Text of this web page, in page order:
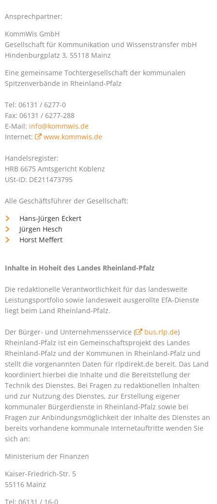
Ansprechpartner:
KommWis GmbH
Gesellschaft für Kommunikation und Wissenstransfer mbH
Hindenburgplatz 3, 55118 Mainz
Eine gemeinsame Tochtergesellschaft der kommunalen
Spitzenverbände in Rheinland-Pfalz
Tel: 06131 / 6277-0
Fax: 06131 / 6277-288
E-Mail: info@kommwis.de
Internet:
www.kommwis.de
Handelsregister:
HRB 6675 Amtsgericht Koblenz
USt-ID: DE211473795
Alle Geschäftsführer der Gesellschaft:
Hans-Jürgen Eckert
Jürgen Hesch
Horst Meffert
Inhalte in Hoheit des Landes Rheinland-Pfalz
Die redaktionelle Verantwortlichkeit für das landesweite
Leistungsportfolio sowie landesweit ausgerollte EfA-Dienste
liegt beim Land Rheinland-Pfalz.
Der Bürger- und Unternehmensservice ( bus.rlp.de)
Rheinland-Pfalz ist ein Gemeinschaftsprojekt des Landes
Rheinland-Pfalz und der Kommunen in Rheinland-Pfalz und
stellt die vorgenannten Daten für rlpdirekt.de bereit. Das Land
koordiniert hierbei die Inhalte und die Bereitstellung der
Technik des Dienstes. Bei Fragen zu redaktionellen Inhalten
und zur Nutzung des Dienstes, zur Erstellung eigener
kommunaler Bürgerdienste in Rheinland-Pfalz sowie bei
Fragen zur Anbindungsmöglichkeit der Inhalte des Dienstes an
bereits vorhandene kommunale Internetauftritte wenden Sie
sich an:
Ministerium der Finanzen
Kaiser-Friedrich-Str. 5
55116 Mainz
Tel: 06131 / 16-0